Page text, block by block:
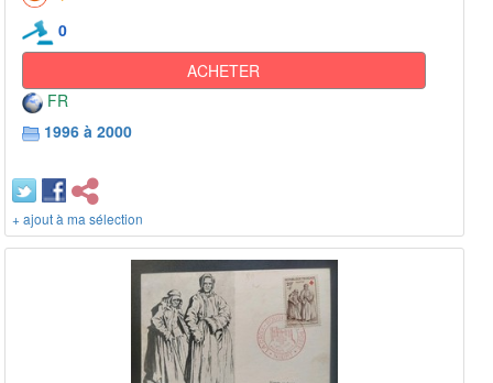
0
ACHETER
FR
1996 à 2000
+ ajout à ma sélection